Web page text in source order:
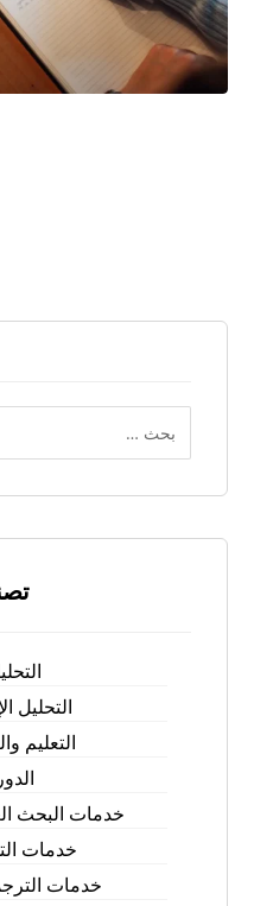
التحليل
التعليم
خدمات البحث
خدمات
خدمات